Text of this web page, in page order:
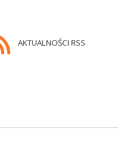
AKTUALNOŚCI RSS